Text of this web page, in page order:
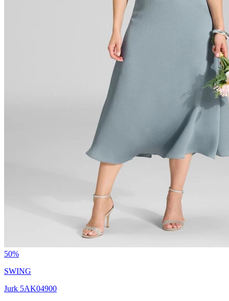
50%
SWING
Jurk 5AK04900